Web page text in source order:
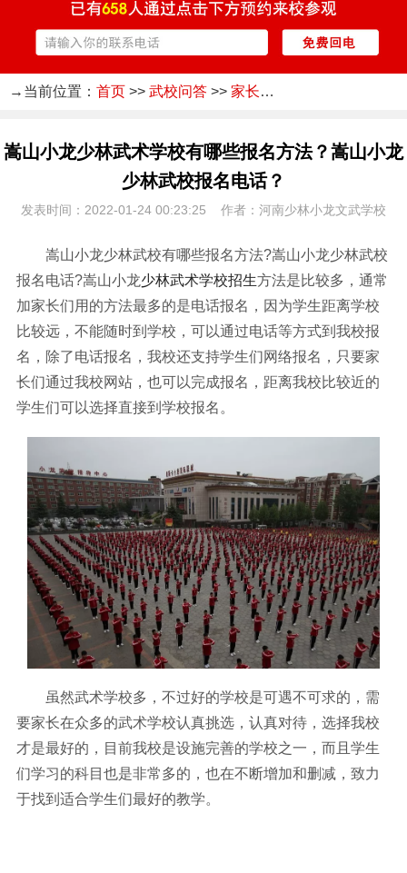
→当前位置： 首页 >> 武校问答 >> 家长疑问
嵩山小龙少林武术学校有哪些报名方法？嵩山小龙
少林武校报名电话？
发表时间：2022-01-24 00:23:25 作者：河南少林小龙文武学校
嵩山小龙少林武校有哪些报名方法?嵩山小龙少林武校
报名电话?嵩山小龙少林武术学校招生方法是比较多，通常
加家长们用的方法最多的是电话报名，因为学生距离学校
比较远，不能随时到学校，可以通过电话等方式到我校报
名，除了电话报名，我校还支持学生们网络报名，只要家
长们通过我校网站，也可以完成报名，距离我校比较近的
学生们可以选择直接到学校报名。
虽然武术学校多，不过好的学校是可遇不可求的，需
要家长在众多的武术学校认真挑选，认真对待，选择我校
才是最好的，目前我校是设施完善的学校之一，而且学生
们学习的科目也是非常多的，也在不断增加和删减，致力
于找到适合学生们最好的教学。